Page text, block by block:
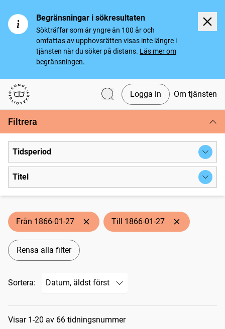
Begränsningar i sökresultaten
Sökträffar som är yngre än 100 år och
omfattas av upphovsrätten visas inte längre i
tjänsten när du söker på distans. Läs mer om
begränsningen.
Svenska tidningar
Logga in Om tjänsten
Filtrera
Tidsperiod
Titel
Från 1866-01-27 Till 1866-01-27
Rensa alla filter
Sortera:
Sökresultat
Visar 1-20 av 66 tidningsnummer